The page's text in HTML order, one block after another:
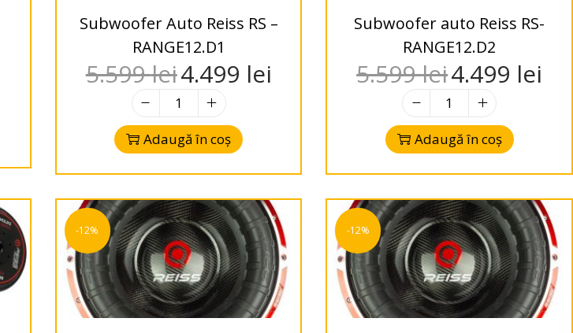
Subwoofer Auto Reiss RS –
RANGE12.D1
5.599lei4.499 lei
Adaugă în coș
Subwoofer auto Reiss RS-
RANGE12.D2
5.599lei4.499 lei
Adaugă în coș
-12% -12%